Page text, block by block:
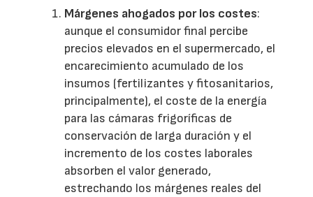
Márgenes ahogados por los costes:
aunque el consumidor final percibe
precios elevados en el supermercado, el
encarecimiento acumulado de los
insumos (fertilizantes y fitosanitarios,
principalmente), el coste de la energía
para las cámaras frigoríficas de
conservación de larga duración y el
incremento de los costes laborales
absorben el valor generado,
estrechando los márgenes reales del